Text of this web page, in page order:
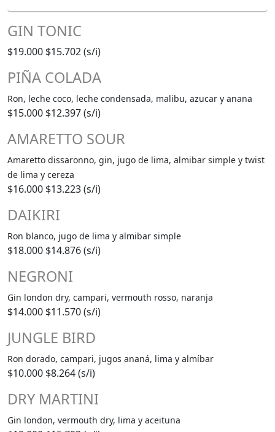
GIN TONIC
$19.000 $15.702 (s/i)
PIÑA COLADA
Ron, leche coco, leche condensada, malibu, azucar y anana
$15.000 $12.397 (s/i)
AMARETTO SOUR
Amaretto dissaronno, gin, jugo de lima, almibar simple y twist
de lima y cereza
$16.000 $13.223 (s/i)
DAIKIRI
Ron blanco, jugo de lima y almibar simple
$18.000 $14.876 (s/i)
NEGRONI
Gin london dry, campari, vermouth rosso, naranja
$14.000 $11.570 (s/i)
JUNGLE BIRD
Ron dorado, campari, jugos ananá, lima y almíbar
$10.000 $8.264 (s/i)
DRY MARTINI
Gin london, vermouth dry, lima y aceituna